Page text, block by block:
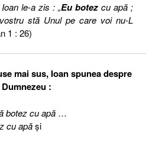
le-a zis : „Eu botezcu apă ;
stă Unul pe care voi nu-L
1 : 26)
mai sus, Ioan spunea despre
Dumnezeu :
botez cu apă …
cu apăşi